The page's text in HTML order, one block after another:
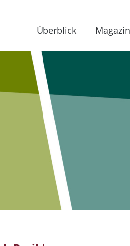
Überblick Magazin